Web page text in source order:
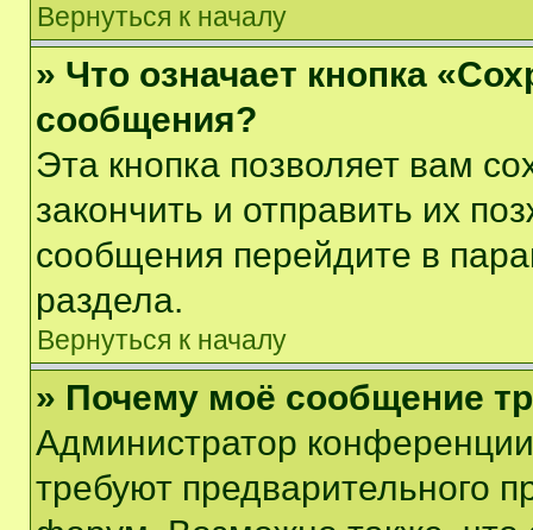
Вернуться к началу
» Что означает кнопка
сообщения?
Эта кнопка позволяет вам
закончить и отправить их
сообщения перейдите в
раздела.
Вернуться к началу
» Почему моё сообщение
Администратор
требуют предварительного